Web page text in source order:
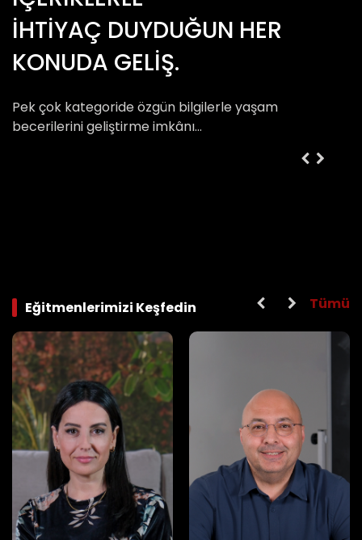
İHTİYAÇ DUYDUĞUN HER
KONUDA GELİŞ.
Pek çok kategoride özgün bilgilerle yaşam
becerilerini geliştirme imkânı…
Eğitmenlerimizi Keşfedin Tümü